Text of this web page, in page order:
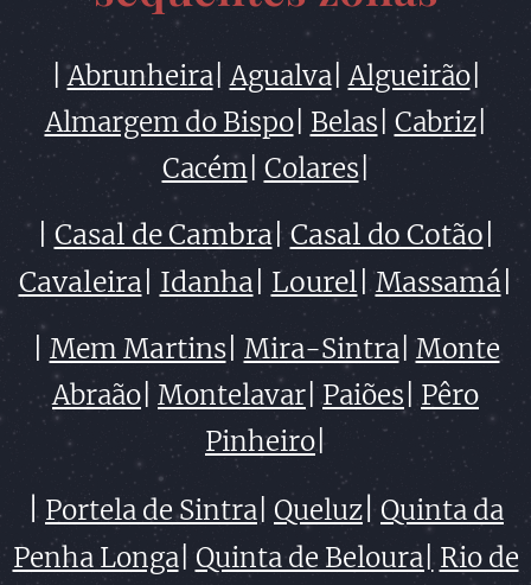
|Abrunheira| Agualva| Algueirão|
Almargem do Bispo| Belas Cabriz|
Cacém Colares|
Casal de Cambra| Casal do Cotão
Cavaleira| Idanha Lourel |Massamá
Mem Martins| Mira-Sintra|Monte
Abraão Montelavar |Paiões Pêro
Pinheiro
| Portela de Sintra Queluz Quinta da
Penha Longa| Quinta de Beloura| Rio de